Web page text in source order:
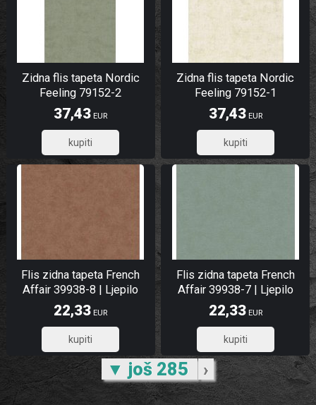
Zidna flis tapeta Nordic
Feeling 79152-2
37,43 EUR
29,94
Zidna flis tapeta Nordic
Feeling 79152-1
37,43EUR
29,94
Flis zidna tapeta French
Affair 39938-8 | Ljepilo
gratis
22,33 EUR
17,86
Flis zidna tapeta French
Affair 39938-7 | Ljepilo
gratis
22,33EUR
17,86
▼ još 285 ›